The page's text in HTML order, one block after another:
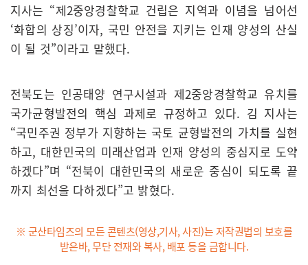
지사는 “제2중앙경찰학교 건립은 지역과 이념을 넘어선
‘화합의 상징’이자, 국민 안전을 지키는 인재 양성의 산실
이 될 것”이라고 말했다.
전북도는 인공태양 연구시설과 제2중앙경찰학교 유치를
국가균형발전의 핵심 과제로 규정하고 있다. 김 지사는
“국민주권 정부가 지향하는 국토 균형발전의 가치를 실현
하고, 대한민국의 미래산업과 인재 양성의 중심지로 도약
하겠다”며 “전북이 대한민국의 새로운 중심이 되도록 끝
까지 최선을 다하겠다”고 밝혔다.
※ 군산타임즈의 모든 콘텐츠(영상,기사, 사진)는 저작권법의 보호를
받은바, 무단 전재와 복사, 배포 등을 금합니다.